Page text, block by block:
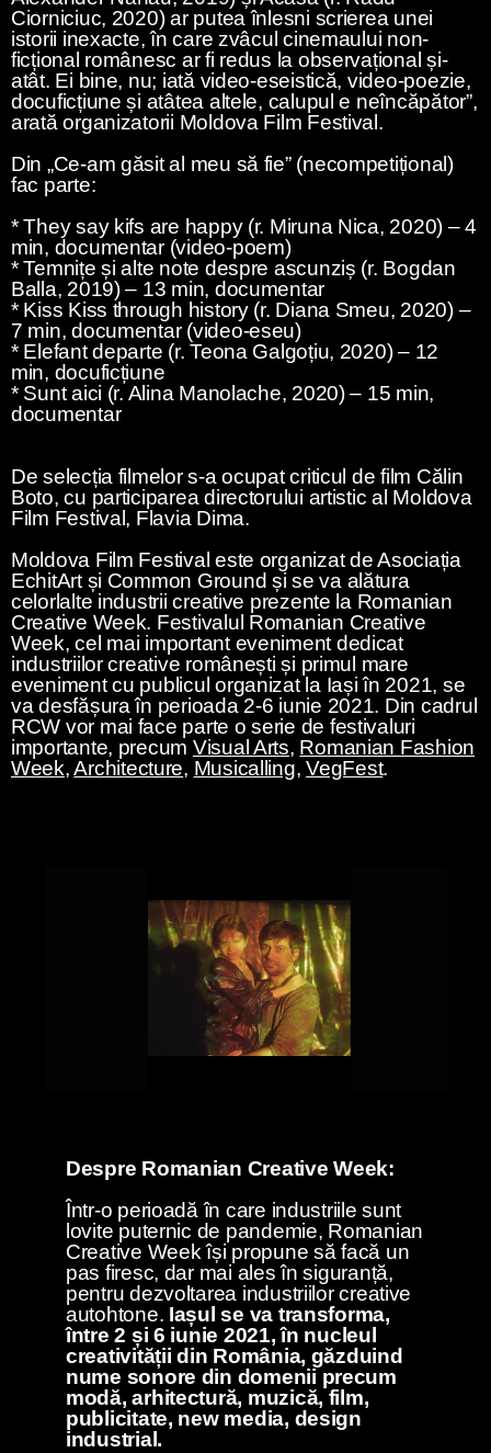
Ciorniciuc, 2020) ar putea înlesni scrierea unei
istorii inexacte, în care zvâcul cinemaului non-
ficțional românesc ar fi redus la observațional și-
atât. Ei bine, nu; iată video-eseistică, video-poezie,
docuficțiune și atâtea altele, calupul e neîncăpător”,
arată organizatorii Moldova Film Festival.
Din „Ce-am găsit al meu să fie” (necompetițional)
fac parte:
* They say kifs are happy (r. Miruna Nica, 2020) – 4
min, documentar (video-poem)
* Temnițe și alte note despre ascunziș (r. Bogdan
Balla, 2019) – 13 min, documentar
* Kiss Kiss through history (r. Diana Smeu, 2020) –
7 min, documentar (video-eseu)
* Elefant departe (r. Teona Galgoțiu, 2020) – 12
min, docuficțiune
* Sunt aici (r. Alina Manolache, 2020) – 15 min,
documentar
De selecția filmelor s-a ocupat criticul de film Călin
Boto, cu participarea directorului artistic al Moldova
Film Festival, Flavia Dima.
Moldova Film Festival este organizat de Asociația
EchitArt și Common Ground și se va alătura
celorlalte industrii creative prezente la Romanian
Creative Week. Festivalul Romanian Creative
Week, cel mai important eveniment dedicat
industriilor creative românești și primul mare
eveniment cu publicul organizat la Iași în 2021, se
va desfășura în perioada 2-6 iunie 2021. Din cadrul
RCW vor mai face parte o serie de festivaluri
importante, precum Visual Arts, Romanian Fashion
Week,Architecture, Musicalling,VegFest.
Despre Romanian Creative Week:
Într-o perioadă în care industriile sunt
lovite puternic de pandemie, Romanian
Creative Week își propune să facă un
pas firesc, dar mai ales în siguranță,
pentru dezvoltarea industriilor creative
autohtone. Iașul se va transforma,
între 2 și 6 iunie 2021, în nucleul
creativității din România, găzduind
nume sonore din domenii precum
modă, arhitectură, muzică, film,
publicitate, new media, design
industrial.